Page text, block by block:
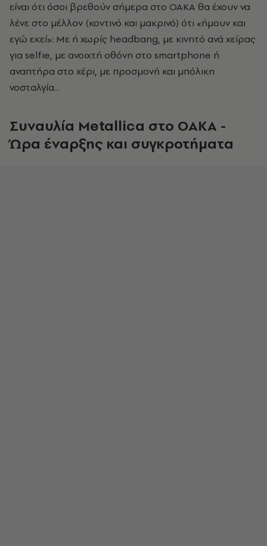
είναι ότι όσοι βρεθούν σήμερα στο ΟΑΚΑ θα έχουν να
λένε στο μέλλον (κοντινό και μακρινό) ότι «ήμουν και
εγώ εκεί»: Με ή χωρίς headbang, με κινητό ανά χείρας
για selfie, με ανοιχτή οθόνη στο smartphone ή
αναπτήρα στο χέρι, με προσμονή και μπόλικη
νοσταλγία...
Συναυλία Metallica στο ΟΑΚΑ -
Ώρα έναρξης και συγκροτήματα